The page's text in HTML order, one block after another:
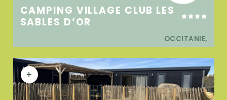
CAMPING VILLAGE CLUB LES
SABLES D’OR
OCCITANIE,
+